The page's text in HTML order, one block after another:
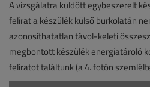
A vizsgálatra küldött egybeszerelt
felirat a készülék külső burkolatán
azonosíthatatlan távol-keleti
megbontott készülék energiatároló
feliratot találtunk (a 4. fotón